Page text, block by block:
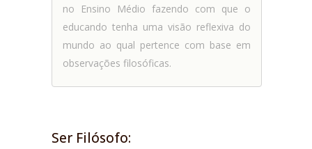
no Ensino Médio fazendo com que o
educando tenha uma visão reflexiva do
mundo ao qual pertence com base em
observações filosóficas.
Ser Filósofo: